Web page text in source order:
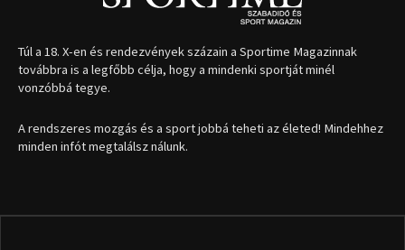
Túl a 18. X-en és rendezvények százain a Sportime Magazinnak
továbbra is a legfőbb célja, hogy a mindenki sportját minél
vonzóbbá tegye.
A rendszeres mozgás és a sport jobbá teheti az életed! Mindehhez
minden infót megtalálsz nálunk.